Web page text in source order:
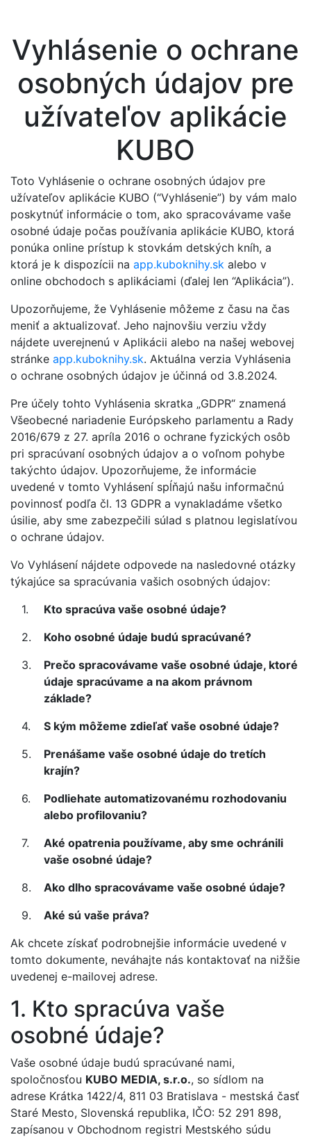
Vyhlásenie o ochrane
osobných údajov pre
užívateľov aplikácie
KUBO
Toto Vyhlásenie o ochrane osobných údajov pre
užívateľov aplikácie KUBO (“Vyhlásenie”) by vám malo
poskytnúť informácie o tom, ako spracovávame vaše
osobné údaje počas používania aplikácie KUBO, ktorá
ponúka online prístup k stovkám detských kníh, a
ktorá je k dispozícii na app.kuboknihy.sk alebo v
online obchodoch s aplikáciami (ďalej len “Aplikácia”).
Upozorňujeme, že Vyhlásenie môžeme z času na čas
meniť a aktualizovať. Jeho najnovšiu verziu vždy
nájdete uverejnenú v Aplikácii alebo na našej webovej
stránke app.kuboknihy.sk. Aktuálna verzia Vyhlásenia
o ochrane osobných údajov je účinná od 3.8.2024.
Pre účely tohto Vyhlásenia skratka „GDPR“ znamená
Všeobecné nariadenie Európskeho parlamentu a Rady
2016/679 z 27. apríla 2016 o ochrane fyzických osôb
pri spracúvaní osobných údajov a o voľnom pohybe
takýchto údajov. Upozorňujeme, že informácie
uvedené v tomto Vyhlásení spĺňajú našu informačnú
povinnosť podľa čl. 13 GDPR a vynakladáme všetko
úsilie, aby sme zabezpečili súlad s platnou legislatívou
o ochrane údajov.
Vo Vyhlásení nájdete odpovede na nasledovné otázky
týkajúce sa spracúvania vašich osobných údajov:
Kto spracúva vaše osobné údaje?
Koho osobné údaje budú spracúvané?
Prečo spracovávame vaše osobné údaje, ktoré
údaje spracúvame a na akom právnom
základe?
S kým môžeme zdieľať vaše osobné údaje?
Prenášame vaše osobné údaje do tretích
krajín?
Podliehate automatizovanému rozhodovaniu
alebo profilovaniu?
Aké opatrenia používame, aby sme ochránili
vaše osobné údaje?
Ako dlho spracovávame vaše osobné údaje?
Aké sú vaše práva?
Ak chcete získať podrobnejšie informácie uvedené v
tomto dokumente, neváhajte nás kontaktovať na nižšie
uvedenej e-mailovej adrese.
1. Kto spracúva vaše
osobné údaje?
Vaše osobné údaje budú spracúvané nami,
spoločnosťou KUBO MEDIA, s.r.o., so sídlom na
adrese Krátka 1422/4, 811 03 Bratislava - mestská časť
Staré Mesto, Slovenská republika, IČO: 52 291 898,
zapísanou v Obchodnom registri Mestského súdu